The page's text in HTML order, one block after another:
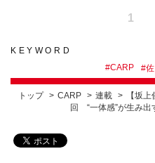
1
KEYWORD
#CARP #
トップ CARP 連載
【坂
回 “一体感”が生み出